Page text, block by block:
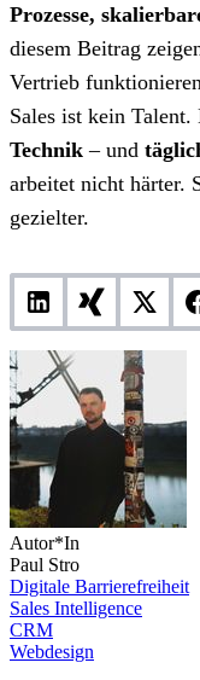
Prozesse,
diesem Beitrag
Vertrieb
Sales ist kein Talent.
Technik – und
arbeitet nicht härter.
gezielter.
Autor*In
Paul Stro
Digitale Barrierefreiheit
Sales Intelligence
CRM
Webdesign